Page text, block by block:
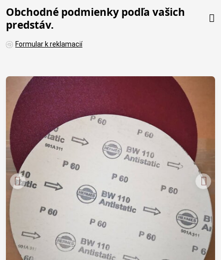
Obchodné podmienky podľa vašich
predstáv.
Formular k reklamacií